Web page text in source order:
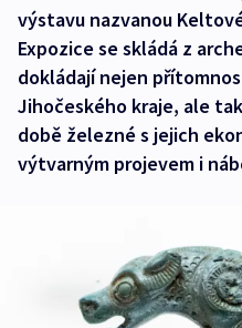
výstavu nazvanou
Expozice se skládá z
dokládají nejen
Jihočeského kraje, ale
době železné s jejich
výtvarným projevem i